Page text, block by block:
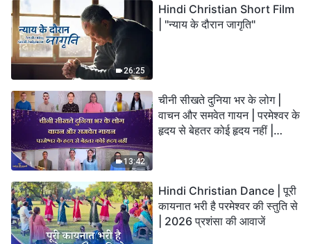
26:25
Hindi Christian Short Film
| "न्याय के दौरान जागृति"
13:42
चीनी सीखते दुनिया भर के लोग |
वाचन और समवेत गायन | परमेश्वर के
हृदय से बेहतर कोई हृदय नहीं |
Hindi Christian Dance | पूरी
कायनात भरी है परमेश्वर की स्तुति से
| 2026 प्रशंसा की आवाजें